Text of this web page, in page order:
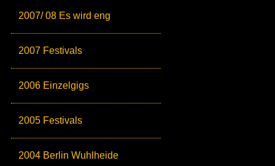
2007/ 08 Es wird eng
2007 Festivals
2006 Einzelgigs
2005 Festivals
2004 Berlin Wuhlheide